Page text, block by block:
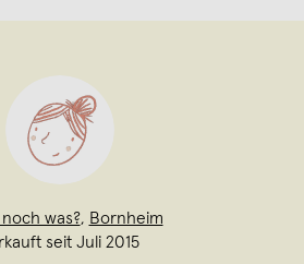
was?, Bornheim
seit Juli 2015